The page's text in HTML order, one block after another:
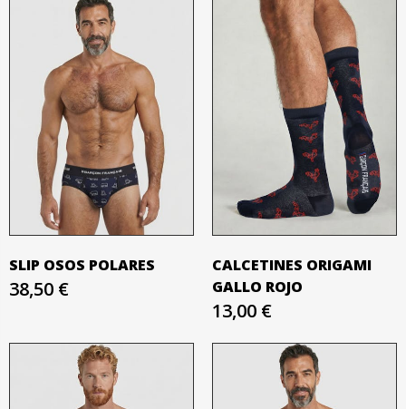
SLIP OSOS POLARES
38,50 €
CALCETINES ORIGAMI
GALLO ROJO
13,00 €